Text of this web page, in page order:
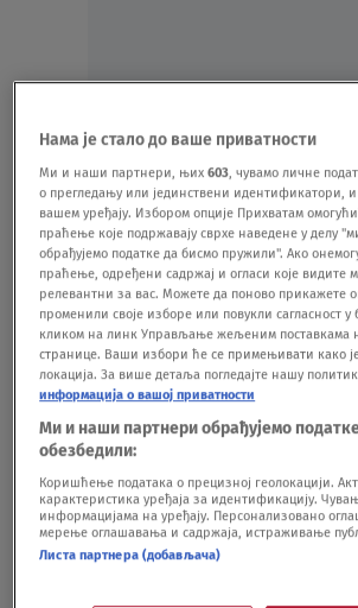
Oglas
Ekskluzivno: 29. epizoda
horizonti"
VIDEO30.07.20.
Ekskluzivno: 28. epizoda
horizonti"
VIDEO30.07.20.
horizonti"
VIDEO30.07.20.
Нама је стало до ваше приватности
Ми и наши партнери, њих603, чувамо личне
о прегледању или јединствени идентификатори,
вашем уређају. Избором опције Прихватам
праћење које подржавају сврхе наведене у делу
обрађујемо податке да бисмо пружили". Ако
праћење, одређени садржај и огласи које видите
релевантни за вас. Можете да поново прикажете
променили своје изборе или повукли сагласност у
кликом на линк Управљање жељеним поставкама
странице. Ваши избори ће се примењивати како
локација. За више детаља погледајте нашу
информација о вашој приватности
Ми и наши партнери обрађујемо
обезбедили:
Коришћење података о прецизној геолокацији.
карактеристика уређаја за идентификацију.
информацијама на уређају. Персонализовано
мерење оглашавања и садржаја, истраживање
Листа партнера (добављача)